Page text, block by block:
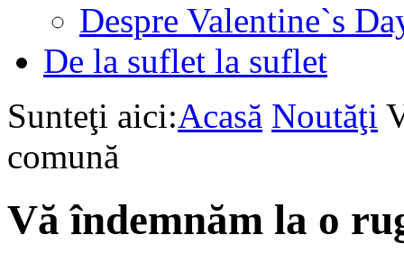
Despre Valentine`s
De la suflet la suflet
Sunteţi aici:Acasă Noutăţi
comună
Vă îndemnăm la o